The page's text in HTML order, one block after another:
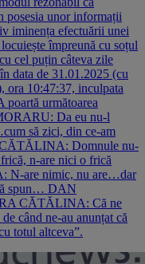
posesia unor informații
iminența efectuării unei
împreună cu soțul
cel puțin câteva zile
data de 31.01.2025 (cu
ora 10:47:37, inculpata
următoarea
Da eu nu-l
să zici, din ce-am
Domnule nu-
n-are nici o frică
are nimic, nu are…dar
spun… DAN
CĂTĂLINA: Că ne
când ne-au anunțat că
totul altceva”.